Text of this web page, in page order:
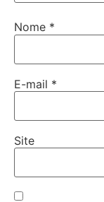
Nome *
E-mail *
Site